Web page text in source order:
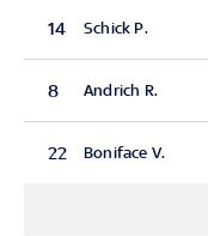
14 Schick P.
8 Andrich R.
22 Boniface V.